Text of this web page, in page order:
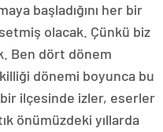
başladığını her bir
olacak. Çünkü biz
Ben dört dönem
dönemi boyunca bu
ilçesinde izler, eserler
önümüzdeki yıllarda